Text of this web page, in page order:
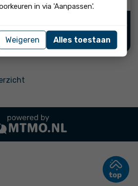
in via 'Aanpassen'.
Weigeren Alles toestaan